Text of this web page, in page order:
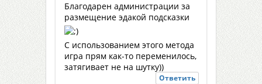
Благодарен администрации за
размещение эдакой подсказки
С использованием этого метода
игра прям как-то переменилось,
затягивает не на шутку))
Ответить